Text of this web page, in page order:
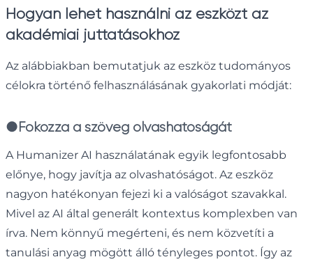
Hogyan lehet használni az eszközt az
akadémiai juttatásokhoz
Az alábbiakban bemutatjuk az eszköz tudományos
célokra történő felhasználásának gyakorlati módját:
●Fokozza a szöveg olvashatóságát
A Humanizer AI használatának egyik legfontosabb
előnye, hogy javítja az olvashatóságot. Az eszköz
nagyon hatékonyan fejezi ki a valóságot szavakkal.
Mivel az AI által generált kontextus komplexben van
írva. Nem könnyű megérteni, és nem közvetíti a
tanulási anyag mögött álló tényleges pontot. Így az